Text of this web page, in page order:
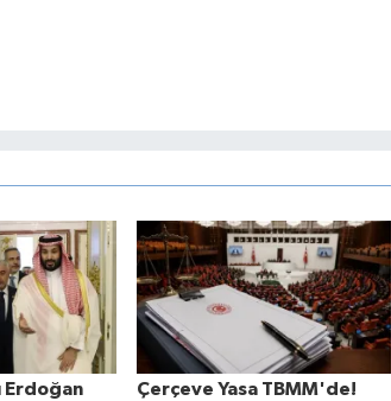
Erdoğan Çerçeve Yasa TBMM'de!